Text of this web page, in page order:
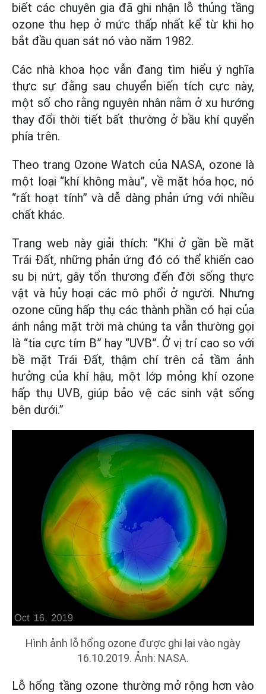
biết các chuyên gia đã ghi nhận lỗ thủng tầng
ozone thu hẹp ở mức thấp nhất kể từ khi họ
bắt đầu quan sát nó vào năm 1982.
Các nhà khoa học vẫn đang tìm hiểu ý nghĩa
thực sự đằng sau chuyển biến tích cực này,
một số cho rằng nguyên nhân nằm ở xu hướng
thay đổi thời tiết bất thường ở bầu khí quyển
phía trên.
Theo trang Ozone Watch của NASA, ozone là
một loại “khí không màu”, về mặt hóa học, nó
“rất hoạt tính” và dễ dàng phản ứng với nhiều
chất khác.
Trang web này giải thích: “Khi ở gần bề mặt
Trái Đất, những phản ứng đó có thể khiến cao
su bị nứt, gây tổn thương đến đời sống thực
vật và hủy hoại các mô phổi ở người. Nhưng
ozone cũng hấp thụ các thành phần có hại của
ánh nắng mặt trời mà chúng ta vẫn thường gọi
là “tia cực tím B” hay “UVB”. Ở vị trí cao so với
bề mặt Trái Đất, thậm chí trên cả tầm ảnh
hưởng của khí hậu, một lớp mỏng khí ozone
hấp thụ UVB, giúp bảo vệ các sinh vật sống
bên dưới.”
Hình ảnh lỗ hổng ozone được ghi lại vào ngày
16.10.2019. Ảnh: NASA.
Lỗ hổng tầng ozone thường mở rộng hơn vào